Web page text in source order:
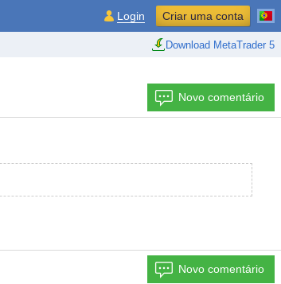
Download MetaTrader 5
Login Criar uma conta
Novo comentário
Novo comentário